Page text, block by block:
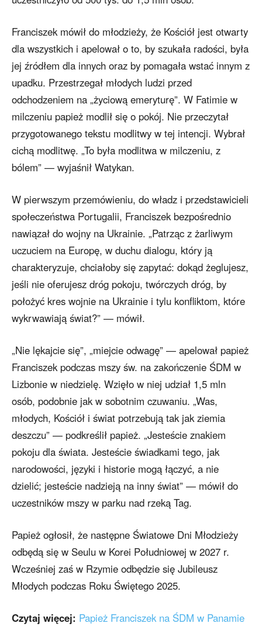
Franciszek mówił do młodzieży, że Kościół jest otwarty
dla wszystkich i apelował o to, by szukała radości, była
jej źródłem dla innych oraz by pomagała wstać innym z
upadku. Przestrzegał młodych ludzi przed
odchodzeniem na „życiową emeryturę”. W Fatimie w
milczeniu papież modlił się o pokój. Nie przeczytał
przygotowanego tekstu modlitwy w tej intencji. Wybrał
cichą modlitwę. „To była modlitwa w milczeniu, z
bólem” — wyjaśnił Watykan.
W pierwszym przemówieniu, do władz i przedstawicieli
społeczeństwa Portugalii, Franciszek bezpośrednio
nawiązał do wojny na Ukrainie. „Patrząc z żarliwym
uczuciem na Europę, w duchu dialogu, który ją
charakteryzuje, chciałoby się zapytać: dokąd żeglujesz,
jeśli nie oferujesz dróg pokoju, twórczych dróg, by
położyć kres wojnie na Ukrainie i tylu konfliktom, które
wykrwawiają świat?” — mówił.
„Nie lękajcie się”, „miejcie odwagę” — apelował papież
Franciszek podczas mszy św. na zakończenie ŚDM w
Lizbonie w niedzielę. Wzięło w niej udział 1,5 mln
osób, podobnie jak w sobotnim czuwaniu. „Was,
młodych, Kościół i świat potrzebują tak jak ziemia
deszczu” — podkreślił papież. „Jesteście znakiem
pokoju dla świata. Jesteście świadkami tego, jak
narodowości, języki i historie mogą łączyć, a nie
dzielić; jesteście nadzieją na inny świat” — mówił do
uczestników mszy w parku nad rzeką Tag.
Papież ogłosił, że następne Światowe Dni Młodzieży
odbędą się w Seulu w Korei Południowej w 2027 r.
Wcześniej zaś w Rzymie odbędzie się Jubileusz
Młodych podczas Roku Świętego 2025.
Czytaj więcej: Papież Franciszek na ŚDM w Panamie